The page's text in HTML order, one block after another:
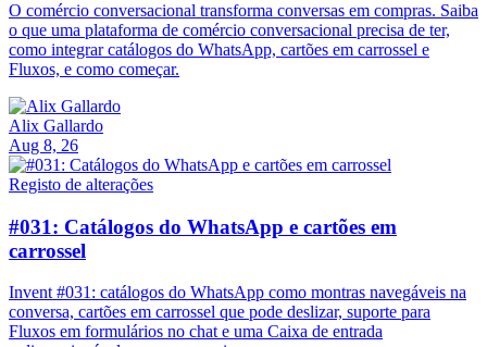
O comércio conversacional transforma conversas em compras. Saiba
o que uma plataforma de comércio conversacional precisa de ter,
como integrar catálogos do WhatsApp, cartões em carrossel e
Fluxos, e como começar.
Alix Gallardo
Aug 8, 26
Registo de alterações
#031: Catálogos do WhatsApp e cartões em
carrossel
Invent #031: catálogos do WhatsApp como montras navegáveis na
conversa, cartões em carrossel que pode deslizar, suporte para
Fluxos em formulários no chat e uma Caixa de entrada